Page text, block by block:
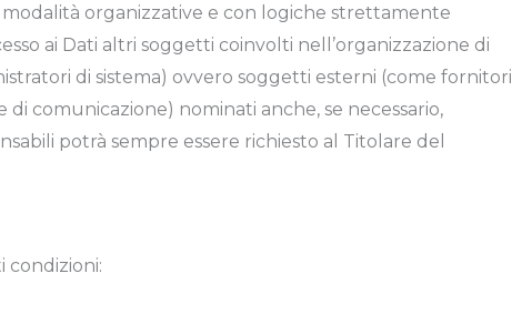
organizzative e con logiche strettamente
ai Dati altri soggetti coinvolti nell’organizzazione di
di sistema) ovvero soggetti esterni (come fornitori
comunicazione) nominati anche, se necessario,
potrà sempre essere richiesto al Titolare del
condizioni: